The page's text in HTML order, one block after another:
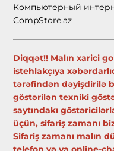
Компьютерный
CompStore.az
Diqqət!! Malın xarici
istehlakçıya
tərəfindən dəyişdirilə
göstərilən texniki
saytındakı
üçün, sifariş zamanı
Sifariş zamanı malın